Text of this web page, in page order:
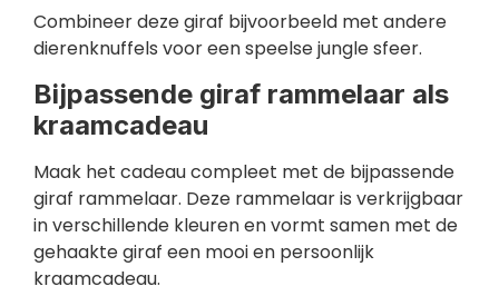
Combineer deze giraf bijvoorbeeld met andere
dierenknuffels voor een speelse jungle sfeer.
Bijpassende giraf rammelaar als
kraamcadeau
Maak het cadeau compleet met de bijpassende
giraf rammelaar. Deze rammelaar is verkrijgbaar
in verschillende kleuren en vormt samen met de
gehaakte giraf een mooi en persoonlijk
kraamcadeau.